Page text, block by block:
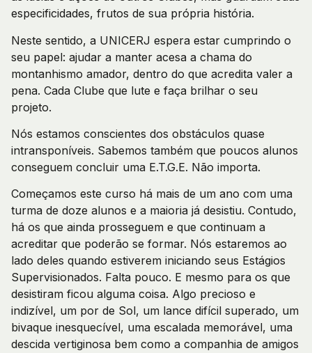
especificidades, frutos de sua própria história.
Neste sentido, a UNICERJ espera estar cumprindo o
seu papel: ajudar a manter acesa a chama do
montanhismo amador, dentro do que acredita valer a
pena. Cada Clube que lute e faça brilhar o seu
projeto.
Nós estamos conscientes dos obstáculos quase
intransponíveis. Sabemos também que poucos alunos
conseguem concluir uma E.T.G.E. Não importa.
Começamos este curso há mais de um ano com uma
turma de doze alunos e a maioria já desistiu. Contudo,
há os que ainda prosseguem e que continuam a
acreditar que poderão se formar. Nós estaremos ao
lado deles quando estiverem iniciando seus Estágios
Supervisionados. Falta pouco. E mesmo para os que
desistiram ficou alguma coisa. Algo precioso e
indizível, um por de Sol, um lance difícil superado, um
bivaque inesquecível, uma escalada memorável, uma
descida vertiginosa bem como a companhia de amigos